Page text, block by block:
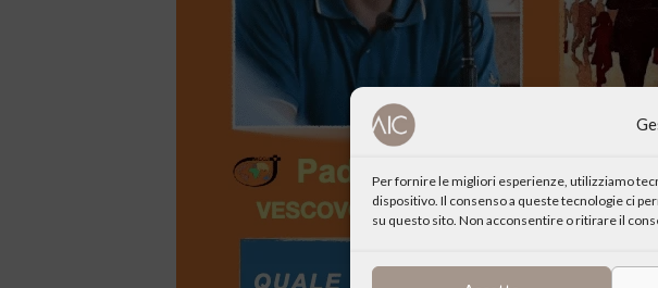
Per fornire le migliori esperienze, utilizziamo
dispositivo. Il consenso a queste tecnologie ci
su questo sito. Non acconsentire o ritirare il